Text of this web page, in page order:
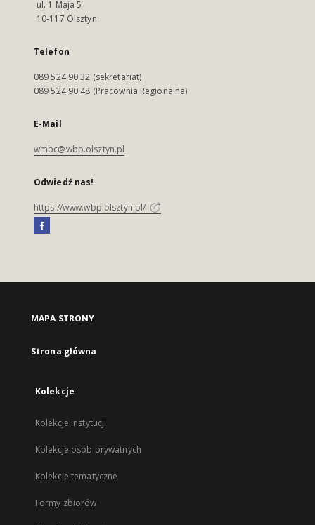
ul. 1 Maja 5
10-117 Olsztyn
Telefon
089 524 90 32 (sekretariat)
089 524 90 48 (Pracownia Regionalna)
E-Mail
wmbc@wbp.olsztyn.pl
Odwiedź nas!
https://www.wbp.olsztyn.pl/
MAPA STRONY
Strona główna
Kolekcje
Kolekcje instytucji
Kolekcje osób prywatnych
Kolekcje tematyczne
Formy zbiorów